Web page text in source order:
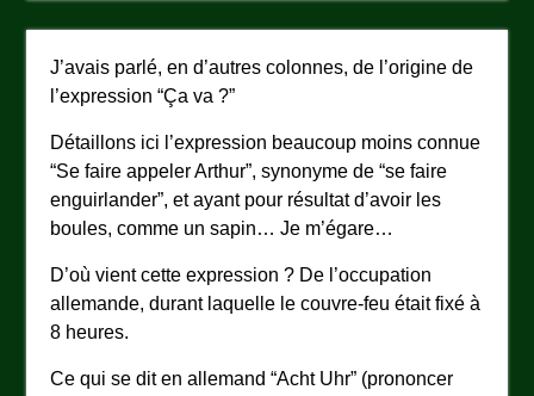
J’avais parlé, en d’autres colonnes, de l’origine de
l’expression “Ça va ?”
Détaillons ici l’expression beaucoup moins connue
“Se faire appeler Arthur”, synonyme de “se faire
enguirlander”, et ayant pour résultat d’avoir les
boules, comme un sapin… Je m’égare…
D’où vient cette expression ? De l’occupation
allemande, durant laquelle le couvre-feu était fixé à
8 heures.
Ce qui se dit en allemand “Acht Uhr” (prononcer